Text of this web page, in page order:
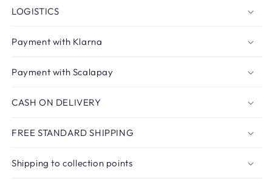
LOGISTICS
Payment with Klarna
Payment with Scalapay
CASH ON DELIVERY
FREE STANDARD SHIPPING
Shipping to collection points